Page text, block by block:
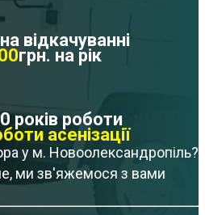
відкачуванні
грн. на рік
років роботи
асенізації
у м. Новоолександропіль?
ми зв'яжемося з вами